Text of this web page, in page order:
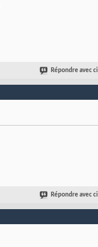
Répondre avec
Répondre avec